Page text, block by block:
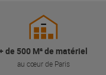
de 500 M² de matériel
au cœur de Paris